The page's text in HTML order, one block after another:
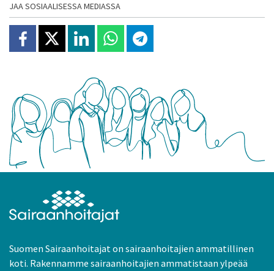
JAA SOSIAALISESSA MEDIASSA
Jaa Facebookissa
Jaa X:ssäJaa Linkedinissä
Jaa Whatsappissa
Jaa Telegramissa
Suomen Sairaanhoitajat on sairaanhoitajien ammatillinen
koti. Rakennamme sairaanhoitajien ammatistaan ylpeää